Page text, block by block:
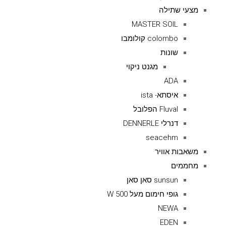
מצעי שתילה
MASTER SOIL
colombo קולומבו
שונות
מגנט ניקוי
ADA
איסתא- ista
Fluval הפלובל
דנרלי DENNERLE
seacehm
משאבות אוויר
מחממים
sunsun סאן סאן
גופי חימום מעל 500 W
NEWA
EDEN